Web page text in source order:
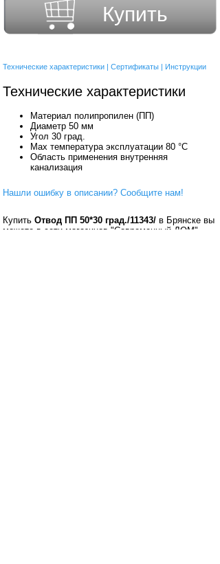
Купить
Технические характеристики | Сертификаты | Инструкции
Технические характеристики
Материал полипропилен (ПП)
Диаметр 50 мм
Угол 30 град.
Max температура эксплуатации 80 °С
Область применения внутренняя
канализация
Нашли ошибку в описании? Сообщите нам!
Купить Отвод ПП 50*30 град./11343/ в Брянске вы
можете в сети магазинов "Современный ДОМ".